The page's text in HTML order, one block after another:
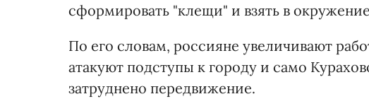
сформировать "клещи" и взять в окружение
По его словам, россияне увеличивают
атакуют подступы к городу и само
затруднено передвижение.